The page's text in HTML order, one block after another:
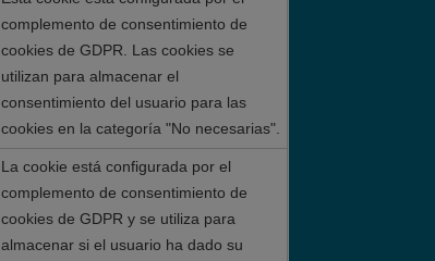
complemento de consentimiento de
cookies de GDPR. Las cookies se
utilizan para almacenar el
consentimiento del usuario para las
cookies en la categoría "No necesarias".
La cookie está configurada por el
complemento de consentimiento de
cookies de GDPR y se utiliza para
almacenar si el usuario ha dado su